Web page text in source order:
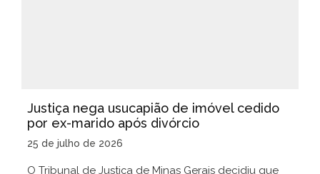
Justiça nega usucapião de imóvel cedido
por ex-marido após divórcio
25 de julho de 2026
O Tribunal de Justiça de Minas Gerais decidiu que